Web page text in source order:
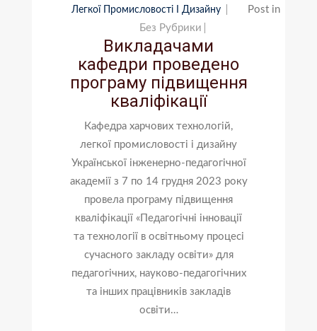
Легкої Промисловості І Дизайну
Post in
Без Рубрики
Викладачами
кафедри проведено
програму підвищення
кваліфікації
Кафедра харчових технологій,
легкої промисловості і дизайну
Української інженерно-педагогічної
академії з 7 по 14 грудня 2023 року
провела програму підвищення
кваліфікації «Педагогічні інновації
та технології в освітньому процесі
сучасного закладу освіти» для
педагогічних, науково-педагогічних
та інших працівників закладів
освіти…